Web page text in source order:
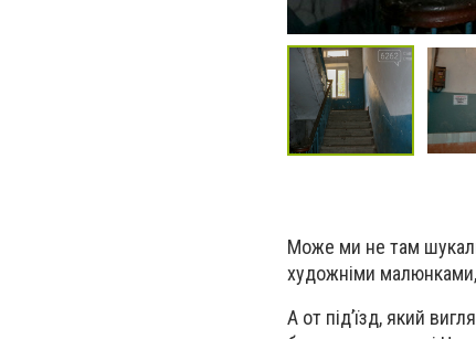
Може ми не там
художніми малюнками,
А от під’їзд, який